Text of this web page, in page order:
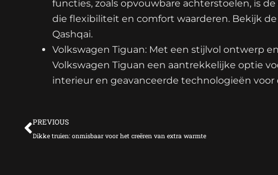
functies, zoals opvouwbare achterstoelen, is
die flexibiliteit en comfort waarderen. Bekijk de
Qashqai.
Volkswagen Tiguan: Met een stijlvol ontwerp
Volkswagen Tiguan een aantrekkelijke optie
interieur en geavanceerde technologieën voor
Vorige
PREVIOUS
Dikke truien: onmisbaar voor het creëren van extra warmte